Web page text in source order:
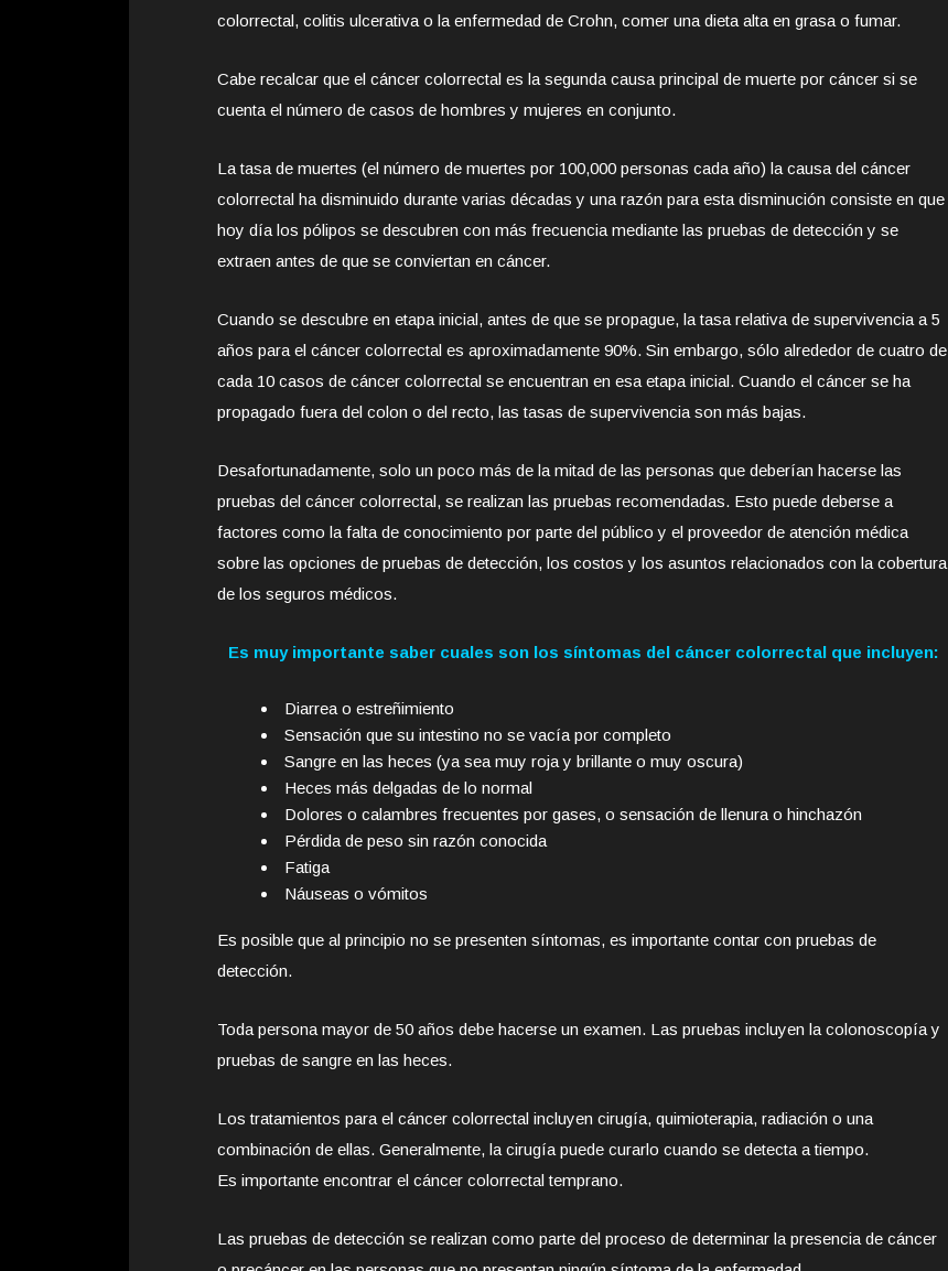
colorrectal, colitis ulcerativa o la enfermedad de Crohn, comer una dieta alta en grasa o fumar.
Cabe recalcar que el cáncer colorrectal es la segunda causa principal de muerte por cáncer si se
cuenta el número de casos de hombres y mujeres en conjunto.
La tasa de muertes (el número de muertes por 100,000 personas cada año) la causa del cáncer
colorrectal ha disminuido durante varias décadas y una razón para esta disminución consiste en que
hoy día los pólipos se descubren con más frecuencia mediante las pruebas de detección y se
extraen antes de que se conviertan en cáncer.
Cuando se descubre en etapa inicial, antes de que se propague, la tasa relativa de supervivencia a 5
años para el cáncer colorrectal es aproximadamente 90%. Sin embargo, sólo alrededor de cuatro de
cada 10 casos de cáncer colorrectal se encuentran en esa etapa inicial. Cuando el cáncer se ha
propagado fuera del colon o del recto, las tasas de supervivencia son más bajas.
Desafortunadamente, solo un poco más de la mitad de las personas que deberían hacerse las
pruebas del cáncer colorrectal, se realizan las pruebas recomendadas. Esto puede deberse a
factores como la falta de conocimiento por parte del público y el proveedor de atención médica
sobre las opciones de pruebas de detección, los costos y los asuntos relacionados con la cobertura
de los seguros médicos.
Es muy importante saber cuales son los síntomas del cáncer colorrectal que incluyen:
Diarrea o estreñimiento
Sensación que su intestino no se vacía por completo
Sangre en las heces (ya sea muy roja y brillante o muy oscura)
Heces más delgadas de lo normal
Dolores o calambres frecuentes por gases, o sensación de llenura o hinchazón
Pérdida de peso sin razón conocida
Fatiga
Náuseas o vómitos
Es posible que al principio no se presenten síntomas, es importante contar con pruebas de
detección.
Toda persona mayor de 50 años debe hacerse un examen. Las pruebas incluyen la colonoscopía y
pruebas de sangre en las heces.
Los tratamientos para el cáncer colorrectal incluyen cirugía, quimioterapia, radiación o una
combinación de ellas. Generalmente, la cirugía puede curarlo cuando se detecta a tiempo.
Es importante encontrar el cáncer colorrectal temprano.
Las pruebas de detección se realizan como parte del proceso de determinar la presencia de cáncer